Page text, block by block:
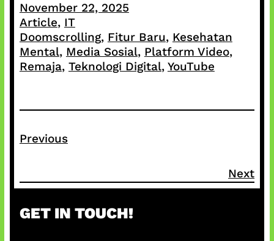
November 22, 2025
Article, IT
Doomscrolling, Fitur Baru, Kesehatan
Mental, Media Sosial, Platform Video ,
Remaja, Teknologi Digital, YouTube
Previous
Next
GET IN TOUCH!